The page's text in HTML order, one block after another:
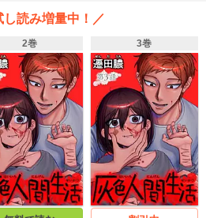
が、虐待はよりエスカレートしてい
談の上、お読みください。 ※この作品は
に収録されています。重複購入にご注意くだ
し読み増量中！／
2巻 3巻